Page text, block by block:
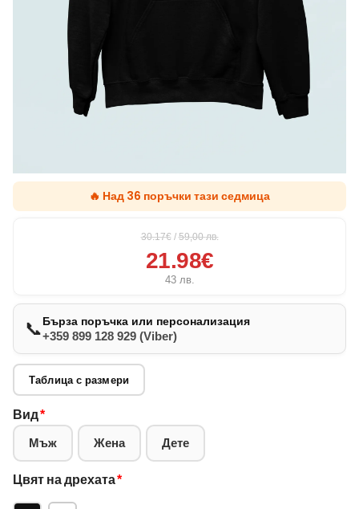
🔥 Над 36 поръчки тази седмица
30.17€ / 59,00лв.
21.98€
43 лв.
📞Бърза поръчка или персонализация
+359 899 128 929 (Viber)
Таблица с размери
Вид*
Мъж Жена Дете
Цвят на дрехата*